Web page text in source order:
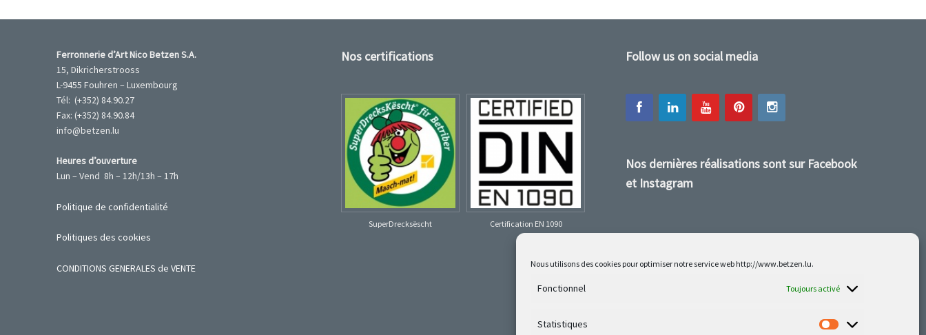
Nous utilisons des cookies pour optimiser notre service web http://www.betzen.lu.
Fonctionnel Toujours activé
Statistiques
Ferronnerie d’Art Nico Betzen S.A.
15, Dikricherstrooss
L-9455 Fouhren – Luxembourg
Tél: (+352) 84.90.27
Fax: (+352) 84.90.84
info@betzen.lu
Heures d’ouverture
Lun – Vend 8h – 12h/13h – 17h
Politique de confidentialité
Politiques des cookies
CONDITIONS GENERALES de VENTE
Nos certifications
SuperDrecksëscht Certification EN 1090
Follow us on social media
Nos dernières réalisations sont sur Facebook
et Instagram